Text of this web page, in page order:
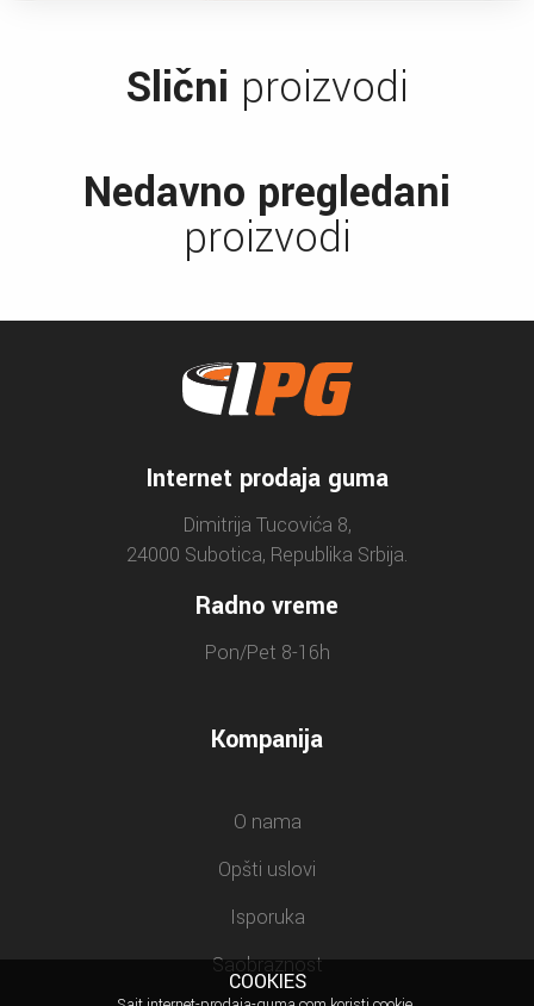
Slični proizvodi
Nedavno pregledani
proizvodi
Internet prodaja guma
Dimitrija Tucovića 8,
24000 Subotica, Republika Srbija.
Radno vreme
Pon/Pet 8-16h
Kompanija
O nama
Opšti uslovi
Isporuka
Saobraznost
COOKIES